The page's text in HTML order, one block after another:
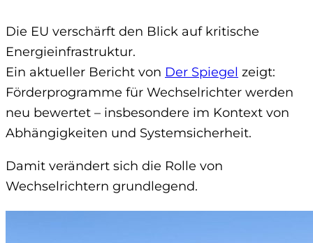
Die EU verschärft den Blick auf kritische
Energieinfrastruktur.
Ein aktueller Bericht von Der Spiegel zeigt:
Förderprogramme für Wechselrichter werden
neu bewertet – insbesondere im Kontext von
Abhängigkeiten und Systemsicherheit.
Damit verändert sich die Rolle von
Wechselrichtern grundlegend.